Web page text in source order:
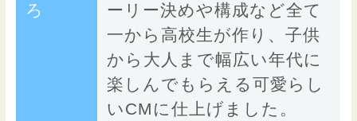
ろ
ーリー決めや構成など全て
一から高校生が作り、子供
から大人まで幅広い年代に
楽しんでもらえる可愛らし
いCMに仕上げました。